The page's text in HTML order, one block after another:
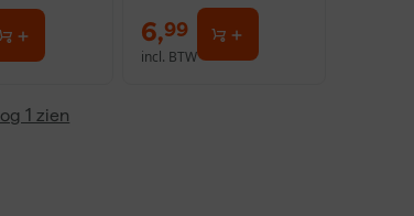
6,99
incl. BTW
1 zien